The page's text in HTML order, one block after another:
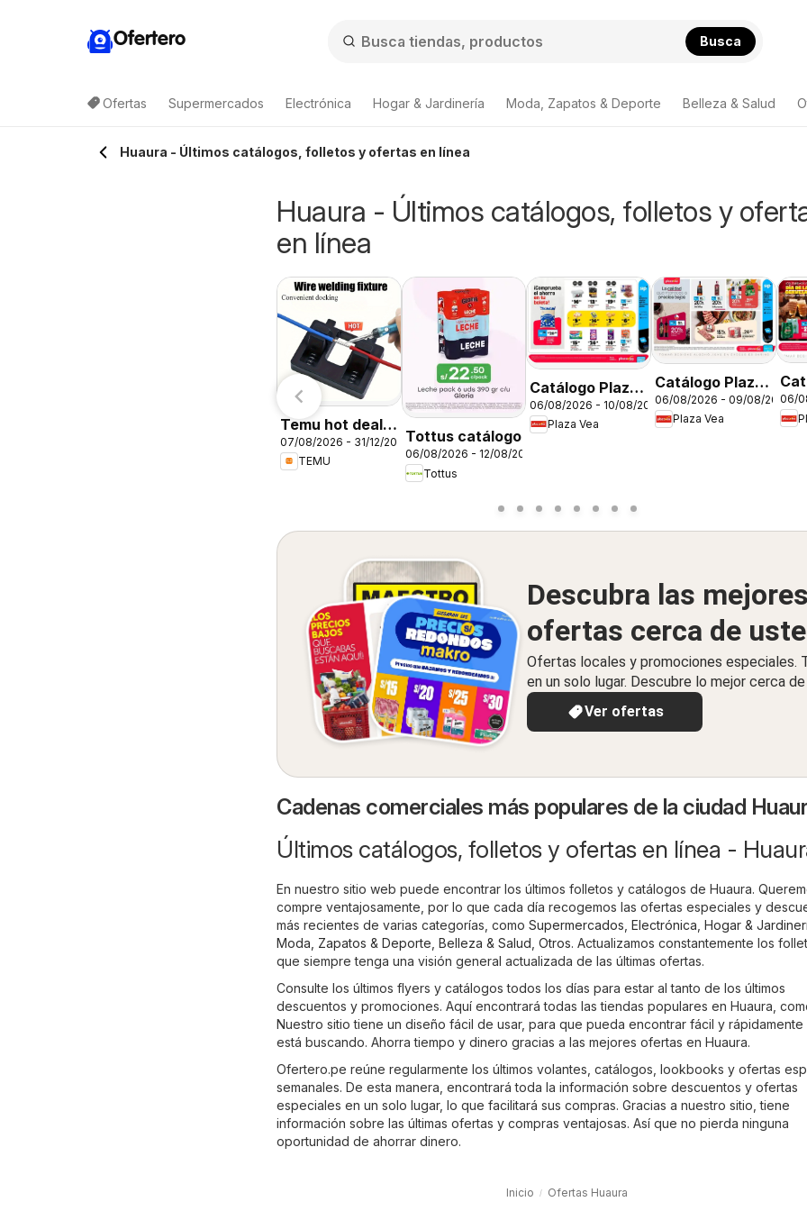
Ofertero Busca
Ofertas Supermercados Electrónica Hogar & Jardinería Moda, Zapatos & Deporte Belleza & Salud
Huaura - Últimos catálogos, folletos y ofertas en línea
Huaura - Últimos catálogos, folletos y
en línea
Temu hot deals
– Peru
07/08/2026 - 31/12/2026
TEMU
Tottus catálogo
06/08/2026 - 12/08/2026
Tottus
Catálogo Plaza
Vea - AVISO
BOMBA FDS1
06/08/2026 - 10/08/2026
Plaza Vea
Catálogo Plaza
Vea - AVISO
TIENDAS
06/08/2026 - 09/08/2026
Plaza Vea
DE
06/
Descubra las mejores
ofertas cerca de
Ofertas locales y promociones especiales.
en un solo lugar. Descubre lo mejor cerca
Ver ofertas
Cadenas comerciales más populares de la ciudad
Últimos catálogos, folletos y ofertas en línea -
En nuestro sitio web puede encontrar los últimos folletos y catálogos de Huaura.
compre ventajosamente, por lo que cada día recogemos las ofertas especiales y
más recientes de varias categorías, como Supermercados Electrónica Hogar &
Moda, Zapatos & Deporte Belleza & Salud Otros. Actualizamos constantemente los
que siempre tenga una visión general actualizada de las últimas ofertas.
Consulte los últimos flyers y catálogos todos los días para estar al tanto de los últimos
descuentos y promociones. Aquí encontrará todas las tiendas populares en Huaura,
Nuestro sitio tiene un diseño fácil de usar, para que pueda encontrar fácil y rápidamente
está buscando. Ahorra tiempo y dinero gracias a las mejores ofertas en Huaura.
Ofertero.pe reúne regularmente los últimos volantes, catálogos, lookbooks y ofertas
semanales. De esta manera, encontrará toda la información sobre descuentos y ofertas
especiales en un solo lugar, lo que facilitará sus compras. Gracias a nuestro sitio, tiene
información sobre las últimas ofertas y compras ventajosas. Así que no pierda ninguna
oportunidad de ahorrar dinero.
Inicio Ofertas Huaura